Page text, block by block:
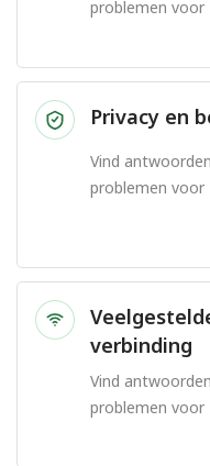
problemen voor
Privacy en
Vind
problemen voor
verbinding
Vind
problemen voor